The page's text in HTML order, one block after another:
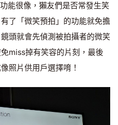
能很像，獺友們是否常發生笑
了「微笑預拍」的功能就免擔
頭就會先偵測被拍攝者的微笑
miss掉有笑容的片刻，最後
照片供用戶選擇唷！